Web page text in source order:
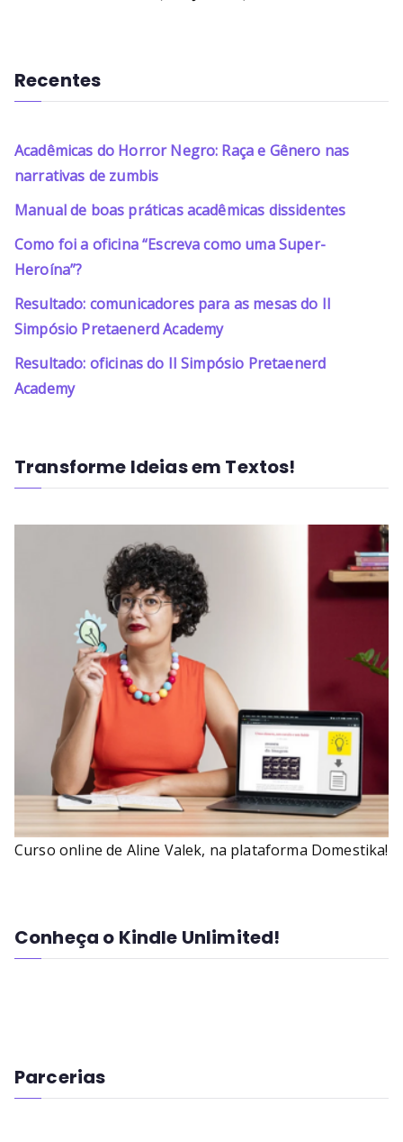
Recentes
Acadêmicas do Horror Negro: Raça e Gênero nas
narrativas de zumbis
Manual de boas práticas acadêmicas dissidentes
Como foi a oficina “Escreva como uma Super-
Heroína”?
Resultado: comunicadores para as mesas do II
Simpósio Pretaenerd Academy
Resultado: oficinas do II Simpósio Pretaenerd
Academy
Transforme Ideias em Textos!
Curso online de Aline Valek, na plataforma Domestika!
Conheça o Kindle Unlimited!
Parcerias